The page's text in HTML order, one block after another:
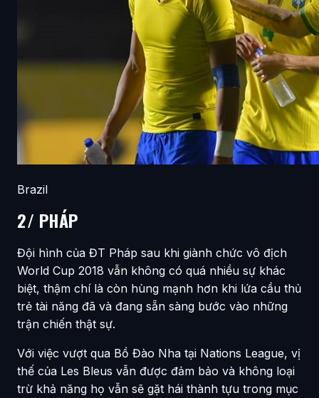
Brazil
2/ PHÁP
Đội hình của ĐT Pháp sau khi giành chức vô địch
World Cup 2018 vẫn không có quá nhiều sự khác
biệt, thậm chí là còn hùng mạnh hơn khi lứa cầu thủ
trẻ tài năng đã và đang sẵn sàng bước vào những
trận chiến thật sự.
Với việc vượt qua Bồ Đào Nha tại Nations League, vị
thế của Les Bleus vẫn được đảm bảo và không loại
trừ khả năng họ vẫn sẽ gặt hái thành tựu trong mục